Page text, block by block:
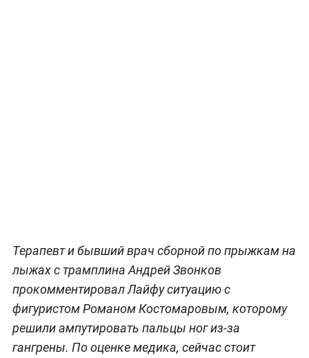
Терапевт и бывший врач сборной по прыжкам на
лыжах с трамплина Андрей Звонков
прокомментировал Лайфу ситуацию с
фигуристом Романом Костомаровым, которому
решили ампутировать пальцы ног из-за
гангрены. По оценке медика, сейчас стоит